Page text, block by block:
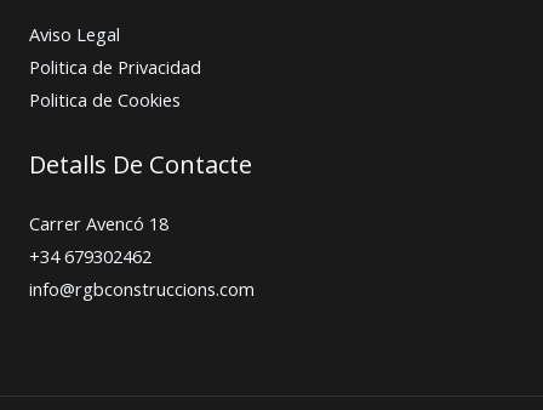
Aviso Legal
Politica de Privacidad
Politica de Cookies
Detalls De Contacte
Carrer Avencó 18
+34 679302462
info@rgbconstruccions.com